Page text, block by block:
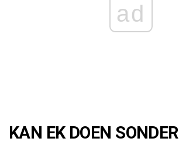
ad
KAN EK DOEN SONDER